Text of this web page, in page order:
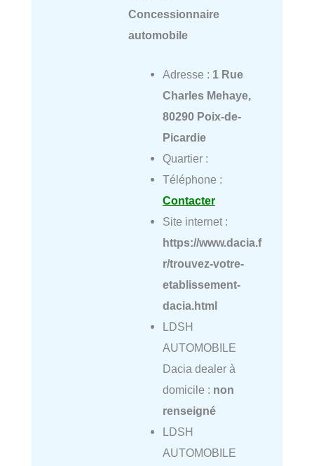
Concessionnaire
automobile
Adresse : 1 Rue
Charles Mehaye,
80290 Poix-de-
Picardie
Quartier :
Téléphone :
Contacter
Site internet :
https://www.dacia.f
r/trouvez-votre-
etablissement-
dacia.html
LDSH
AUTOMOBILE
Dacia dealer à
domicile : non
renseigné
LDSH
AUTOMOBILE